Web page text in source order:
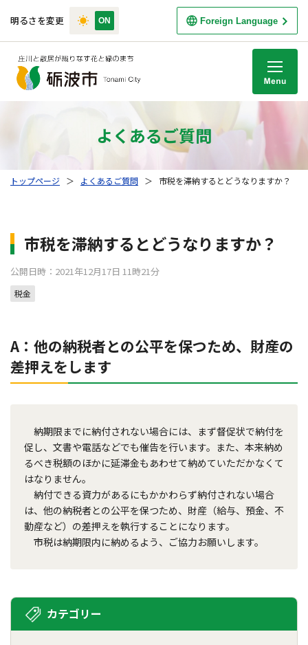
明るさを変更 Foreign Language
よくあるご質問
トップページ ＞ よくあるご質問 ＞ 市税を滞納するとどうなりますか？
市税を滞納するとどうなりますか？
公開日時：2021年12月17日 11時21分
税金
A：他の納税者との公平を保つため、財産の
差押えをします
納期限までに納付されない場合には、まず督促状で納付を
促し、文書や電話などでも催告を行います。また、本来納め
るべき税額のほかに延滞金もあわせて納めていただかなくて
はなりません。
納付できる資力があるにもかかわらず納付されない場合
は、他の納税者との公平を保つため、財産（給与、預金、不
動産など）の差押えを執行することになります。
市税は納期限内に納めるよう、ご協力お願いします。
カテゴリー